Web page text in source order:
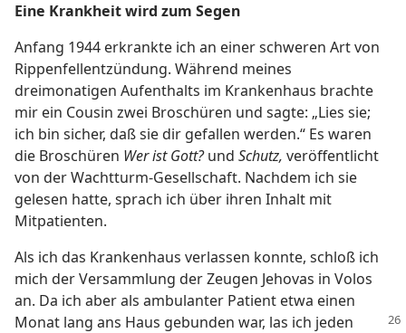
Eine Krankheit wird zum Segen
Anfang 1944 erkrankte ich an einer schweren Art von
Rippenfellentzündung. Während meines
dreimonatigen Aufenthalts im Krankenhaus brachte
mir ein Cousin zwei Broschüren und sagte: „Lies sie;
ich bin sicher, daß sie dir gefallen werden.“ Es waren
die Broschüren Wer ist Gott?und Schutz, veröffentlicht
von der Wachtturm-Gesellschaft. Nachdem ich sie
gelesen hatte, sprach ich über ihren Inhalt mit
Mitpatienten.
Als ich das Krankenhaus verlassen konnte, schloß ich
mich der Versammlung der Zeugen Jehovas in Volos
an. Da ich aber als ambulanter Patient etwa einen
Monat lang ans Haus gebunden war, las ich jeden